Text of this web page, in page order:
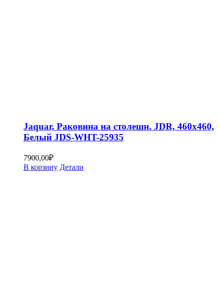
Jaquar, Раковина на столешн. JDR, 460х460,
Белый JDS-WHT-25935
7900,00₽
В корзину Детали